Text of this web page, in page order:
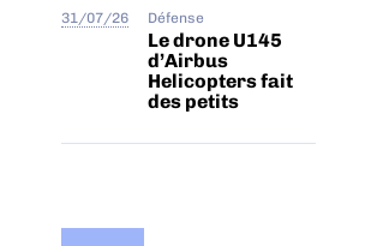
31/07/26 Défense
Le drone U145
d’Airbus
Helicopters fait
des petits